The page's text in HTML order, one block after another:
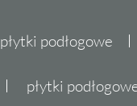
płytki podłogowe
płytki